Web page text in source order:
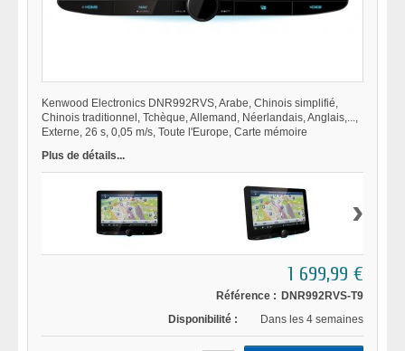
Kenwood Electronics DNR992RVS, Arabe, Chinois simplifié,
Chinois traditionnel, Tchèque, Allemand, Néerlandais, Anglais,...,
Externe, 26 s, 0,05 m/s, Toute l'Europe, Carte mémoire
Plus de détails...
›
1 699,99 €
Référence : DNR992RVS-T9
Disponibilité :
Dans les 4 semaines